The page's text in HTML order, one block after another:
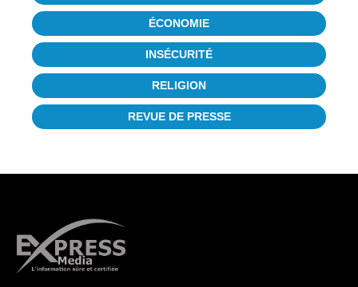
ÉCONOMIE
INSÉCURITÉ
RELIGION
REVUE DE PRESSE